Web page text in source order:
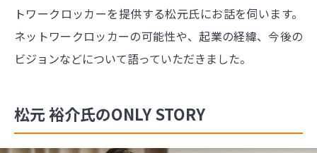
トワークロッカーを提供する松元氏にお話を伺います。
ネットワークロッカーの可能性や、起業の経緯、今後の
ビジョンなどについて語っていただきました。
松元 裕介氏のONLY STORY